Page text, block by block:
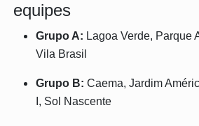
equipes
Grupo A: Lagoa Verde, Parque
Vila Brasil
Grupo B: Caema, Jardim
I, Sol Nascente